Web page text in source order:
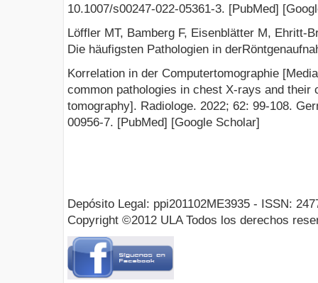
10.1007/s00247-022-05361-3. [PubMed]
Löffler MT, Bamberg F, Eisenblätter M, Ehritt-
Die häufigsten Pathologien in
Korrelation in der Computertomographie
common pathologies in chest X-rays and their
tomography]. Radiologe. 2022; 62: 99-108.
00956-7. [PubMed] [Google Scholar]
Depósito Legal: ppi201102ME3935 - ISSN:
Copyright ©2012 ULA Todos los derechos